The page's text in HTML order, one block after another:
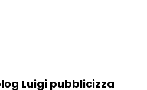
Luigi pubblicizza